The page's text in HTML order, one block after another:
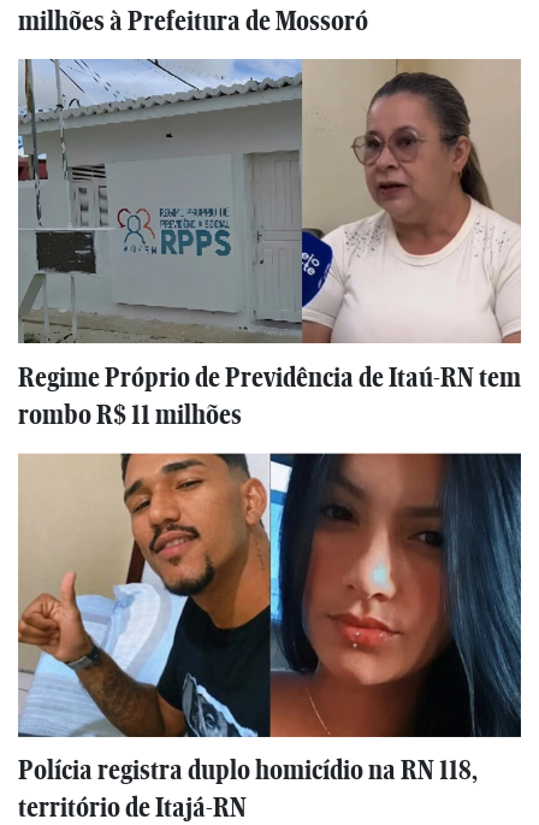
milhões à Prefeitura de Mossoró
Regime Próprio de Previdência de Itaú-RN tem
rombo R$ 11 milhões
Polícia registra duplo homicídio na RN 118,
território de Itajá-RN